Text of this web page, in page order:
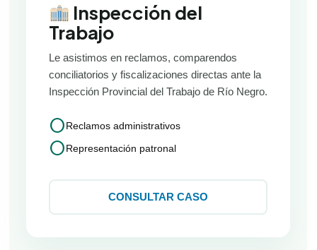
Inspección del
Trabajo
Le asistimos en reclamos, comparendos
conciliatorios y fiscalizaciones directas ante la
Inspección Provincial del Trabajo de Río Negro.
circleReclamos administrativos
circleRepresentación patronal
CONSULTAR CASO